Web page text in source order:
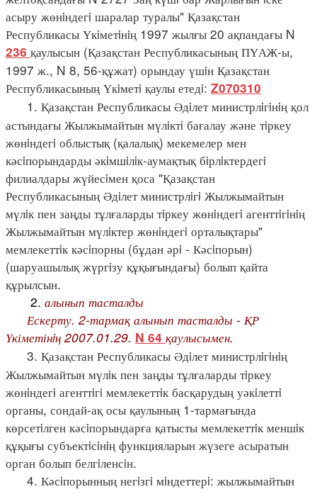
асыру жөнiндегi шаралар туралы" Қазақстан
Республикасы Үкiметiнiң 1997 жылғы 20 ақпандағы N
236 қаулысын (Қазақстан Республикасының ПҮАЖ-ы,
1997 ж., N 8, 56-құжат) орындау үшiн Қазақстан
Республикасының Үкiметi қаулы етедi: Z070310
1. Қазақстан Республикасы Әдiлет министрлiгiнiң қол
астындағы Жылжымайтын мүлiктi бағалау және тiркеу
жөнiндегi облыстық (қалалық) мекемелер мен
кәсiпорындарды әкiмшiлiк-аумақтық бiрлiктердегi
филиалдары жүйесiмен қоса "Қазақстан
Республикасының Әдiлет министрлiгi Жылжымайтын
мүлiк пен заңды тұлғаларды тiркеу жөнiндегi агенттiгiнiң
Жылжымайтын мүлiктер жөнiндегi орталықтары"
мемлекеттiк кәсiпорны (бұдан әрi - Кәсiпорын)
(шаруашылық жүргiзу құқығындағы) болып қайта
құрылсын.
2. алынып тасталды
Ескерту. 2-тармақ алынып тасталды - ҚР
Үкіметінiң 2007.01.29. N 64 қаулысымен.
3. Қазақстан Республикасы Әдiлет министрлiгiнiң
Жылжымайтын мүлiк пен заңды тұлғаларды тiркеу
жөнiндегi агенттiгi мемлекеттiк басқарудың уәкiлеттi
органы, сондай-ақ осы қаулының 1-тармағында
көрсетiлген кәсiпорындарға қатысты мемлекеттiк меншiк
құқығы субъектiсiнiң функцияларын жүзеге асыратын
орган болып белгiленсiн.
4. Кәсiпорынның негiзгi мiндеттерi: жылжымайтын